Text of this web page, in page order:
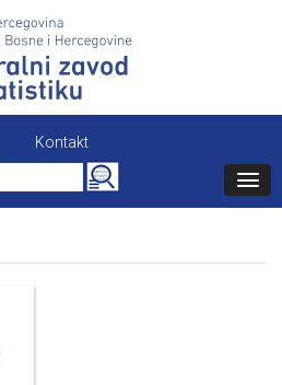
Kontakt
Search
for: